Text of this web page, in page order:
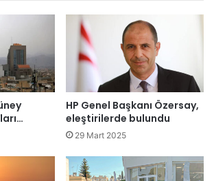
HP Genel Başkanı Özersay,
eleştirilerde bulundu
29 Mart 2025